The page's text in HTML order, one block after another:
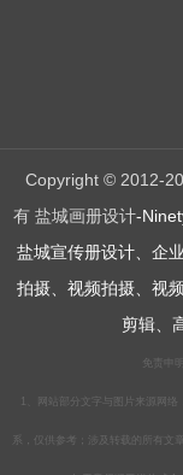
Copyright © 2012-
有 盐城画册设计-
盐城宣传册设计、企
拍摄、视频拍摄、视
剪辑、
1、网站部分文字与图片来源网
系，仅供参考；涉及转载的所有文